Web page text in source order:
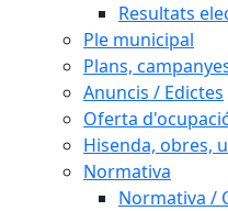
Resultats
Ple municipal
Plans,
Anuncis / Edictes
Oferta
Hisenda, obres,
Normativa
Normativa /